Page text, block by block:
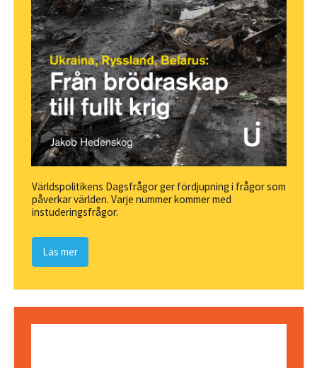
Världspolitikens Dagsfrågor ger fördjupning i frågor som
påverkar världen. Varje nummer kommer med
instuderingsfrågor.
Läs mer